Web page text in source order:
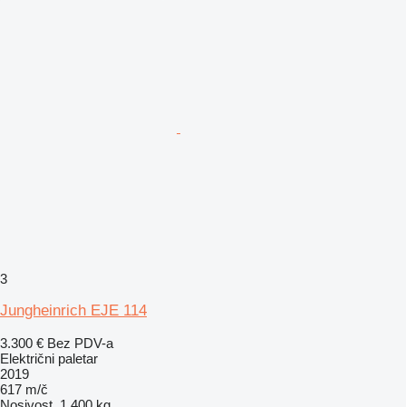
3
Jungheinrich EJE 114
3.300 € Bez PDV-a
Električni paletar
2019
617 m/č